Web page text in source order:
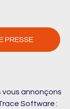
PRESSE
vous annonçons
Software :